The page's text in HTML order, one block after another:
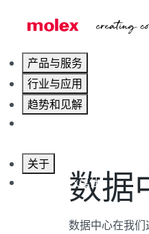
产品与服务
行业与应用
趋势和见解
关于
联系 Molex莫仕数据
数据中心在我